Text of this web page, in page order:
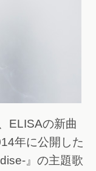
ELISAの新曲
年に公開した
』の主題歌